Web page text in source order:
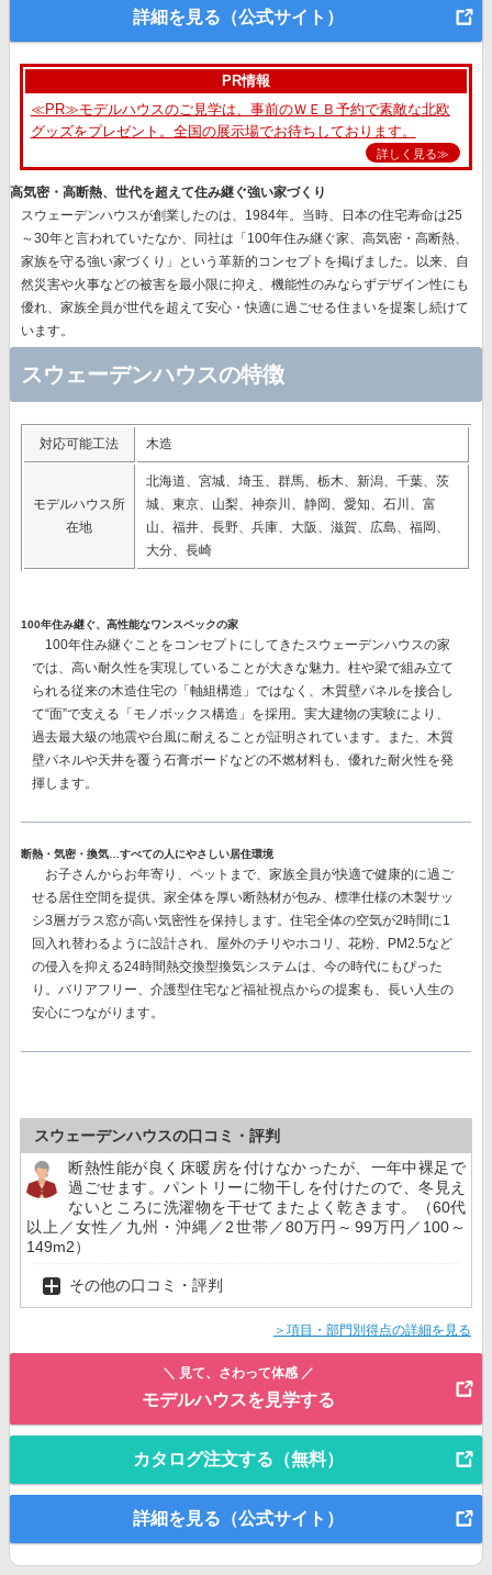
詳細を見る（公式サイト）
PR情報
≪PR≫モデルハウスのご見学は、事前のＷＥＢ予約で素敵な北欧
グッズをプレゼント。全国の展示場でお待ちしております。
詳しく見る≫
高気密・高断熱、世代を超えて住み継ぐ強い家づくり
スウェーデンハウスが創業したのは、1984年。当時、日本の住宅寿命は25
～30年と言われていたなか、同社は 「100年住み継ぐ家、高気密・高断熱、
家族を守る強い家づくり」
という革新的コンセプトを掲げました。以来、自
然災害や火事などの被害を最小限に抑え、機能性のみならずデザイン性にも
優れ、 家族全員が世代を超えて安心・快適に過ごせる住まいを提案 し続けて
います。
スウェーデンハウスの特徴
対応可能工法 木造
モデルハウス所
在地
北海道、宮城、埼玉、群馬、栃木、新潟、千葉、茨
城、東京、山梨、神奈川、静岡、愛知、石川、富
山、福井、長野、兵庫、大阪、滋賀、広島、福岡、
大分、長崎
100年住み継ぐ、高性能なワンスペックの家
100年住み継ぐことをコンセプトにしてきたスウェーデンハウスの家
では、 高い耐久性を実現していることが大きな魅力。柱や梁で組み立て
られる従来の木造住宅の「軸組構造」ではなく、 木質壁パネルを接合し
て“面”で支える「モノボックス構造」を採用。 実大建物の実験により、
過去最大級の地震や台風に耐えることが証明されています。また、木質
壁パネルや天井を覆う石膏ボードなどの不燃材料も、優れた耐火性を発
揮します。
断熱・気密・換気…すべての人にやさしい居住環境
お子さんからお年寄り、ペットまで、家族全員が快適で健康的に過ご
せる居住空間を提供。家全体を厚い断熱材が包み、 標準仕様の木製サッ
シ3層ガラス窓が高い気密性を保持します。住宅全体の空気が2時間に1
回入れ替わるように設計され、屋外のチリやホコリ、花粉、PM2.5など
の侵入を抑える24時間熱交換型換気システムは、今の時代にもぴった
り。バリアフリー、介護型住宅など福祉視点からの提案も、長い人生の
安心につながります。
スウェーデンハウスの口コミ・評判
断熱性能が良く床暖房を付けなかったが、一年中裸足で
過ごせます。パントリーに物干しを付けたので、冬見え
ないところに洗濯物を干せてまたよく乾きます。（60代
以上／女性／九州・沖縄／2世帯／80万円～99万円／100～
149m2）
その他の口コミ・評判
＞項目・部門別得点の詳細を見る
＼ 見て、さわって体感 ／
モデルハウスを見学する
カタログ注文する（無料）
詳細を見る（公式サイト）